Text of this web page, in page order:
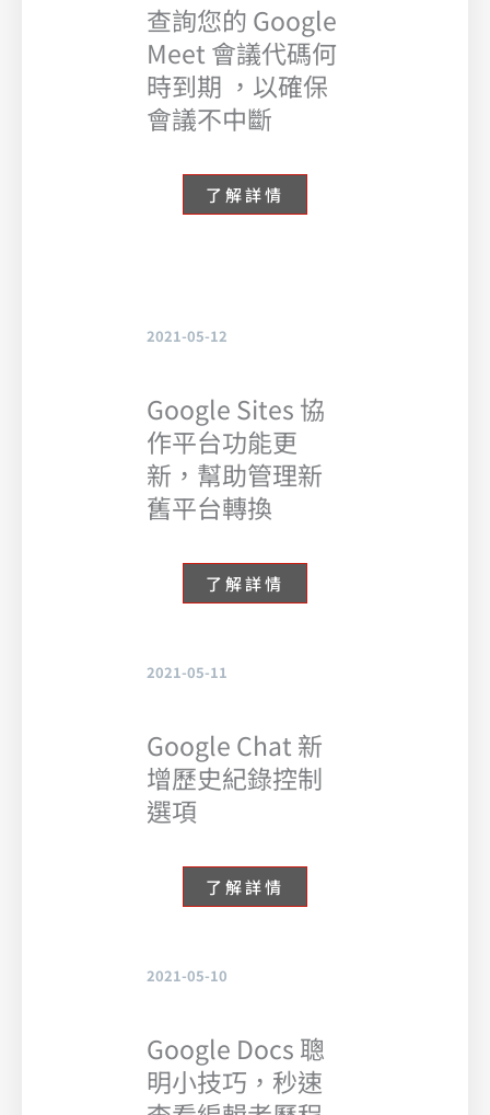
查詢您的 Google
Meet 會議代碼何
時到期 ，以確保
會議不中斷
了解詳情
2021-05-12
Google Sites 協
作平台功能更
新，幫助管理新
舊平台轉換
了解詳情
2021-05-11
Google Chat 新
增歷史紀錄控制
選項
了解詳情
2021-05-10
Google Docs 聰
明小技巧，秒速